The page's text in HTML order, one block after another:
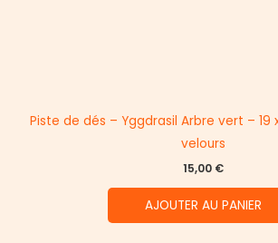
Piste de dés – Yggdrasil Arbre vert – 19
velours
15,00 €
AJOUTER AU PANIER